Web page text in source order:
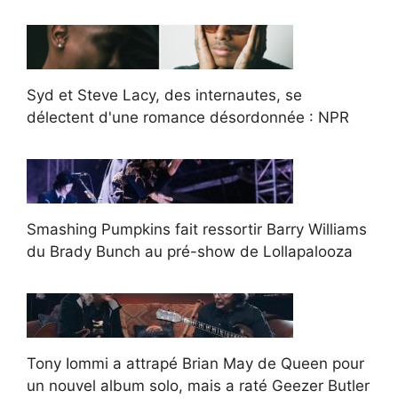
Syd et Steve Lacy, des internautes, se
délectent d'une romance désordonnée : NPR
Smashing Pumpkins fait ressortir Barry Williams
du Brady Bunch au pré-show de Lollapalooza
Tony Iommi a attrapé Brian May de Queen pour
un nouvel album solo, mais a raté Geezer Butler